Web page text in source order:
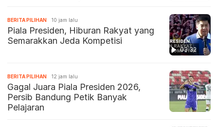
03:32
BERITA PILIHAN 10 jam lalu
Piala Presiden, Hiburan Rakyat yang
Semarakkan Jeda Kompetisi
BERITA PILIHAN 12 jam lalu
Gagal Juara Piala Presiden 2026,
Persib Bandung Petik Banyak
Pelajaran